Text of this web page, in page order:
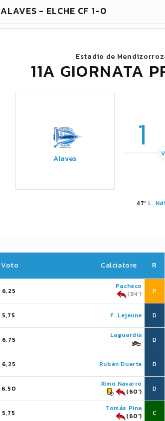
ALAVES - ELCHE CF 1-0
Estadio de
11A GIORNATA
Alaves
1
47' L.
Voto Calciatore R
6,25
Pacheco
(84')
P
5,75 F. Lejeune D
6,75
Laguardia
D
6,25 Rubén Duarte D
6,50
Ximo Navarro
(60')
D
5,75
Tomás Pina
(60')
C